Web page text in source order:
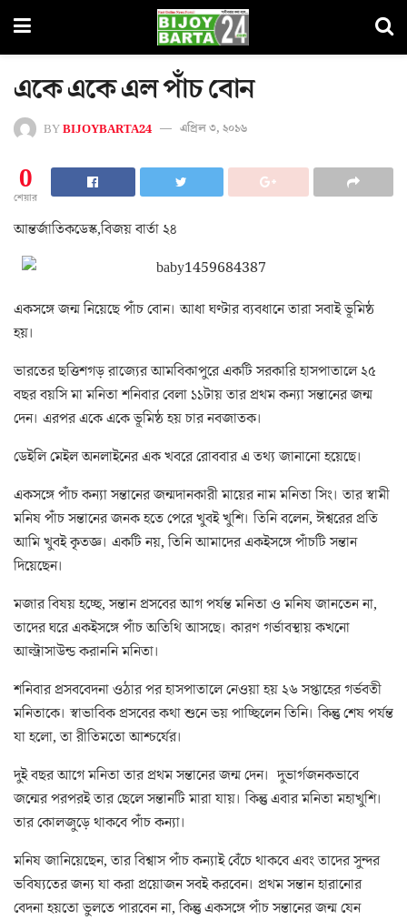
একে একে এল পাঁচ বোন
BYBIJOYBARTA24 এপ্রিল ৩, ২০১৬
0
শেয়ার
আন্তর্জাতিকডেস্ক,বিজয় বার্তা ২৪
একসঙ্গে জন্ম নিয়েছে পাঁচ বোন। আধা ঘণ্টার ব্যবধানে তারা সবাই ভূমিষ্ঠ
হয়।
ভারতের ছত্তিশগড় রাজ্যের আমবিকাপুরে একটি সরকারি হাসপাতালে ২৫
বছর বয়সি মা মনিতা শনিবার বেলা ১১টায় তার প্রথম কন্যা সন্তানের জন্ম
দেন। এরপর একে একে ভূমিষ্ঠ হয় চার নবজাতক।
ডেইলি মেইল অনলাইনের এক খবরে রোববার এ তথ্য জানানো হয়েছে।
একসঙ্গে পাঁচ কন্যা সন্তানের জন্মদানকারী মায়ের নাম মনিতা সিং। তার স্বামী
মনিষ পাঁচ সন্তানের জনক হতে পেরে খুবই খুশি। তিনি বলেন, ঈশ্বরের প্রতি
আমি খুবই কৃতজ্ঞ। একটি নয়, তিনি আমাদের একইসঙ্গে পাঁচটি সন্তান
দিয়েছেন।
মজার বিষয় হচ্ছে, সন্তান প্রসবের আগ পর্যন্ত মনিতা ও মনিষ জানতেন না,
তাদের ঘরে একইসঙ্গে পাঁচ অতিথি আসছে। কারণ গর্ভাবস্থায় কখনো
আল্ট্রাসাউন্ড করাননি মনিতা।
শনিবার প্রসববেদনা ওঠার পর হাসপাতালে নেওয়া হয় ২৬ সপ্তাহের গর্ভবতী
মনিতাকে। স্বাভাবিক প্রসবের কথা শুনে ভয় পাচ্ছিলেন তিনি। কিন্তু শেষ পর্যন্ত
যা হলো, তা রীতিমতো আশ্চর্যের।
দুই বছর আগে মনিতা তার প্রথম সন্তানের জন্ম দেন। দুভার্গজনকভাবে
জন্মের পরপরই তার ছেলে সন্তানটি মারা যায়। কিন্তু এবার মনিতা মহাখুশি।
তার কোলজুড়ে থাকবে পাঁচ কন্যা।
মনিষ জানিয়েছেন, তার বিশ্বাস পাঁচ কন্যাই বেঁচে থাকবে এবং তাদের সুন্দর
ভবিষ্যতের জন্য যা করা প্রয়োজন সবই করবেন। প্রথম সন্তান হারানোর
বেদনা হয়তো ভুলতে পারবেন না, কিন্তু একসঙ্গে পাঁচ সন্তানের জন্ম যেন